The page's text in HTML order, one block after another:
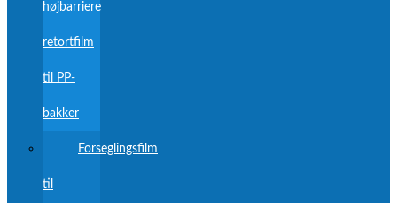
højbarriere
retortfilm
til PP-
bakker
Forseglingsfilm
til